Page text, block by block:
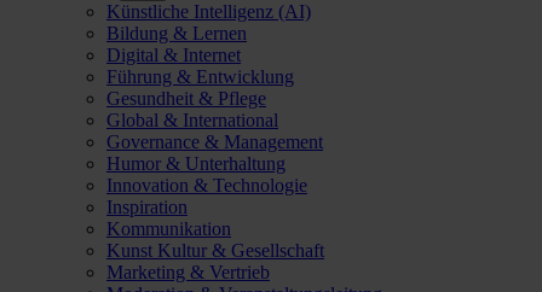
Künstliche Intelligenz (AI)
Bildung & Lernen
Digital & Internet
Führung & Entwicklung
Gesundheit & Pflege
Global & International
Governance & Management
Humor & Unterhaltung
Innovation & Technologie
Inspiration
Kommunikation
Kunst Kultur & Gesellschaft
Marketing & Vertrieb